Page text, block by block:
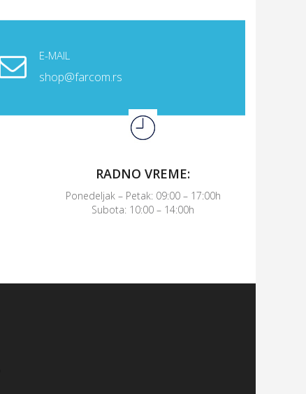
E-MAIL
shop@farcom.rs
RADNO VREME:
Ponedeljak – Petak: 09:00 – 17:00h
Subota: 10:00 – 14:00h